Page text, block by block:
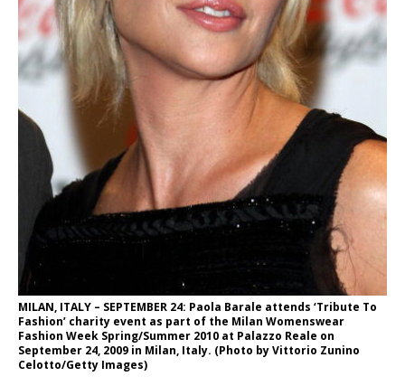
MILAN, ITALY – SEPTEMBER 24: Paola Barale attends ‘Tribute To
Fashion’ charity event as part of the Milan Womenswear
Fashion Week Spring/Summer 2010 at Palazzo Reale on
September 24, 2009 in Milan, Italy. (Photo by Vittorio Zunino
Celotto/Getty Images)